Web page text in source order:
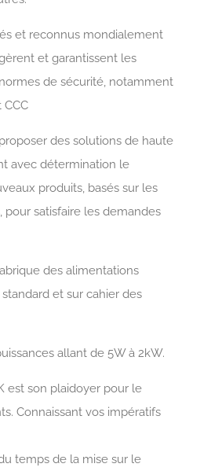
et reconnus mondialement
et garantissent les
de sécurité, notamment
CCC
des solutions de haute
avec détermination le
produits, basés sur les
satisfaire les demandes
des alimentations
et sur cahier des
allant de 5W à 2kW.
est son plaidoyer pour le
Connaissant vos impératifs
temps de la mise sur le